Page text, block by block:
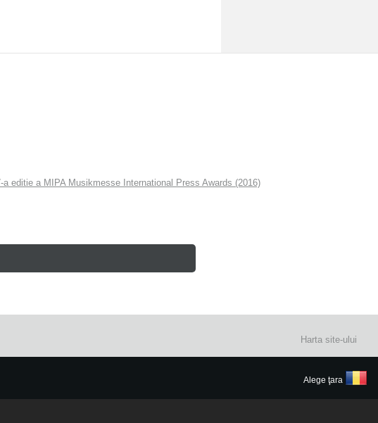
editie a MIPA Musikmesse International Press Awards (2016)
Harta site-ului
Alege ţara